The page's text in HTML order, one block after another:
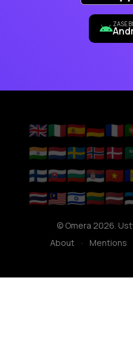
🇬🇧🇮🇹🇪🇸🇩🇪🇫🇷
🇮🇳🇳🇱🇸🇪🇳🇴🇩🇰
🇫🇮🇸🇰🇧🇬🇷🇸🇻🇳
🇹🇭🇲🇾🇮🇱🇱🇹🇱🇻
© Omera 2026.
About
· Mentions